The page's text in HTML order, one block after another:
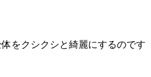
をクシクシと綺麗にするのです